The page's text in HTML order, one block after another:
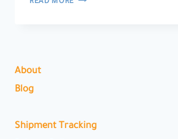
READ MORE
About
Blog
Shipment Tracking